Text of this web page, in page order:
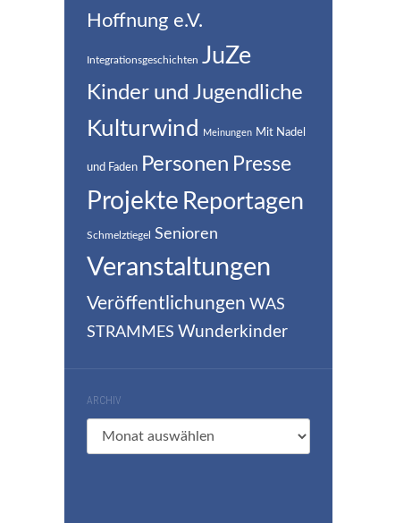
Hoffnung e.V.
Integrationsgeschichten JuZe
Kinder und Jugendliche
Kulturwind Meinungen Mit Nadel
und Faden Personen Presse
Projekte Reportagen
Schmelztiegel Senioren
Veranstaltungen
Veröffentlichungen WAS
STRAMMES Wunderkinder
ARCHIV